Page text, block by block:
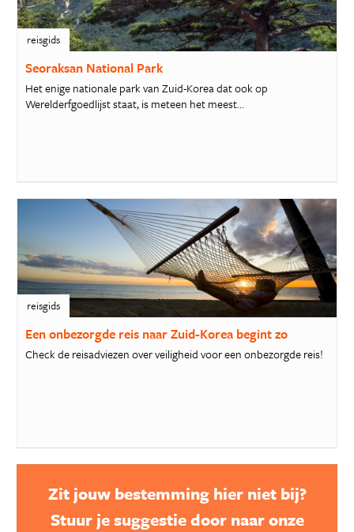
reisgids
Seoraksan National Park
Het enige nationale park van Zuid-Korea dat ook op
Werelderfgoedlijst staat, is meteen het meest...
reisgids
Een onbezorgde reis naar Zuid-Korea begint zo
Check de reisadviezen over veiligheid voor een onbezorgde reis!
Zit jouw bestemming hier niet bij?
Stuur je suggestie door naar onze